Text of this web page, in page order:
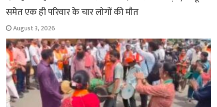
समेत एक ही परिवार के चार लोगों की मौत
August 3, 2026